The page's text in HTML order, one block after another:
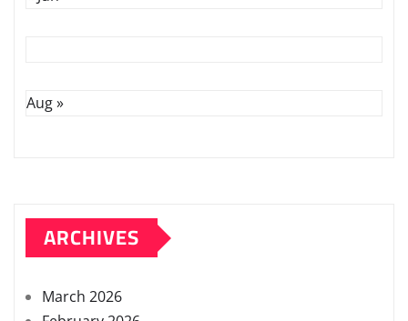
Aug »
ARCHIVES
March 2026